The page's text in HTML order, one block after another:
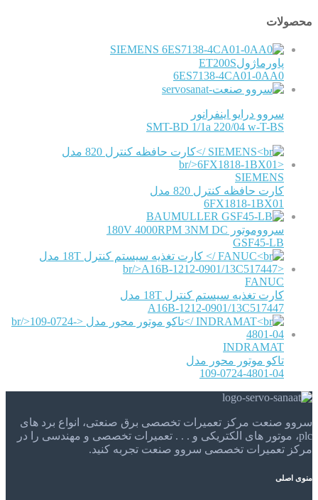
محصولات
SIEMENS
پاورماژولET200S
6ES7138-4CA01-0AA0
سروو درایو اینفرانور
SMT-BD 1/1a 220/04 w-T-BS
SIEMENS
کارت حافظه کنترل 820 مدل
6FX1818-1BX01
BAUMULLER
سرووموتور 180V 4000RPM 3NM DC
GSF45-LB
FANUC
کارت تغذیه سیستم کنترل 18T مدل
A16B-1212-0901/13C517447
INDRAMAT
تاکو موتور محور مدل
109-0724-4801-04
سروو صنعت مرکز تعمیرات تخصصی برق صنعتی، انواع برد های
plc، موتور های الکتریکی و . . . تعمیرات تخصصی و مهندسی را در
مرکز تعمیرات تخصصی سروو صنعت تجربه کنید.
منوی اصلی